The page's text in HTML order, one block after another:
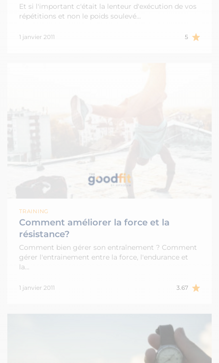
Et si l'important c'était la lenteur d'exécution de vos
répétitions et non le poids soulevé…
1 janvier 2011 5
TRAINING
Comment améliorer la force et la
résistance?
Comment bien gérer son entraînement ? Comment
gérer l'entrainement entre la force, l'endurance et
la…
1 janvier 2011 3.67